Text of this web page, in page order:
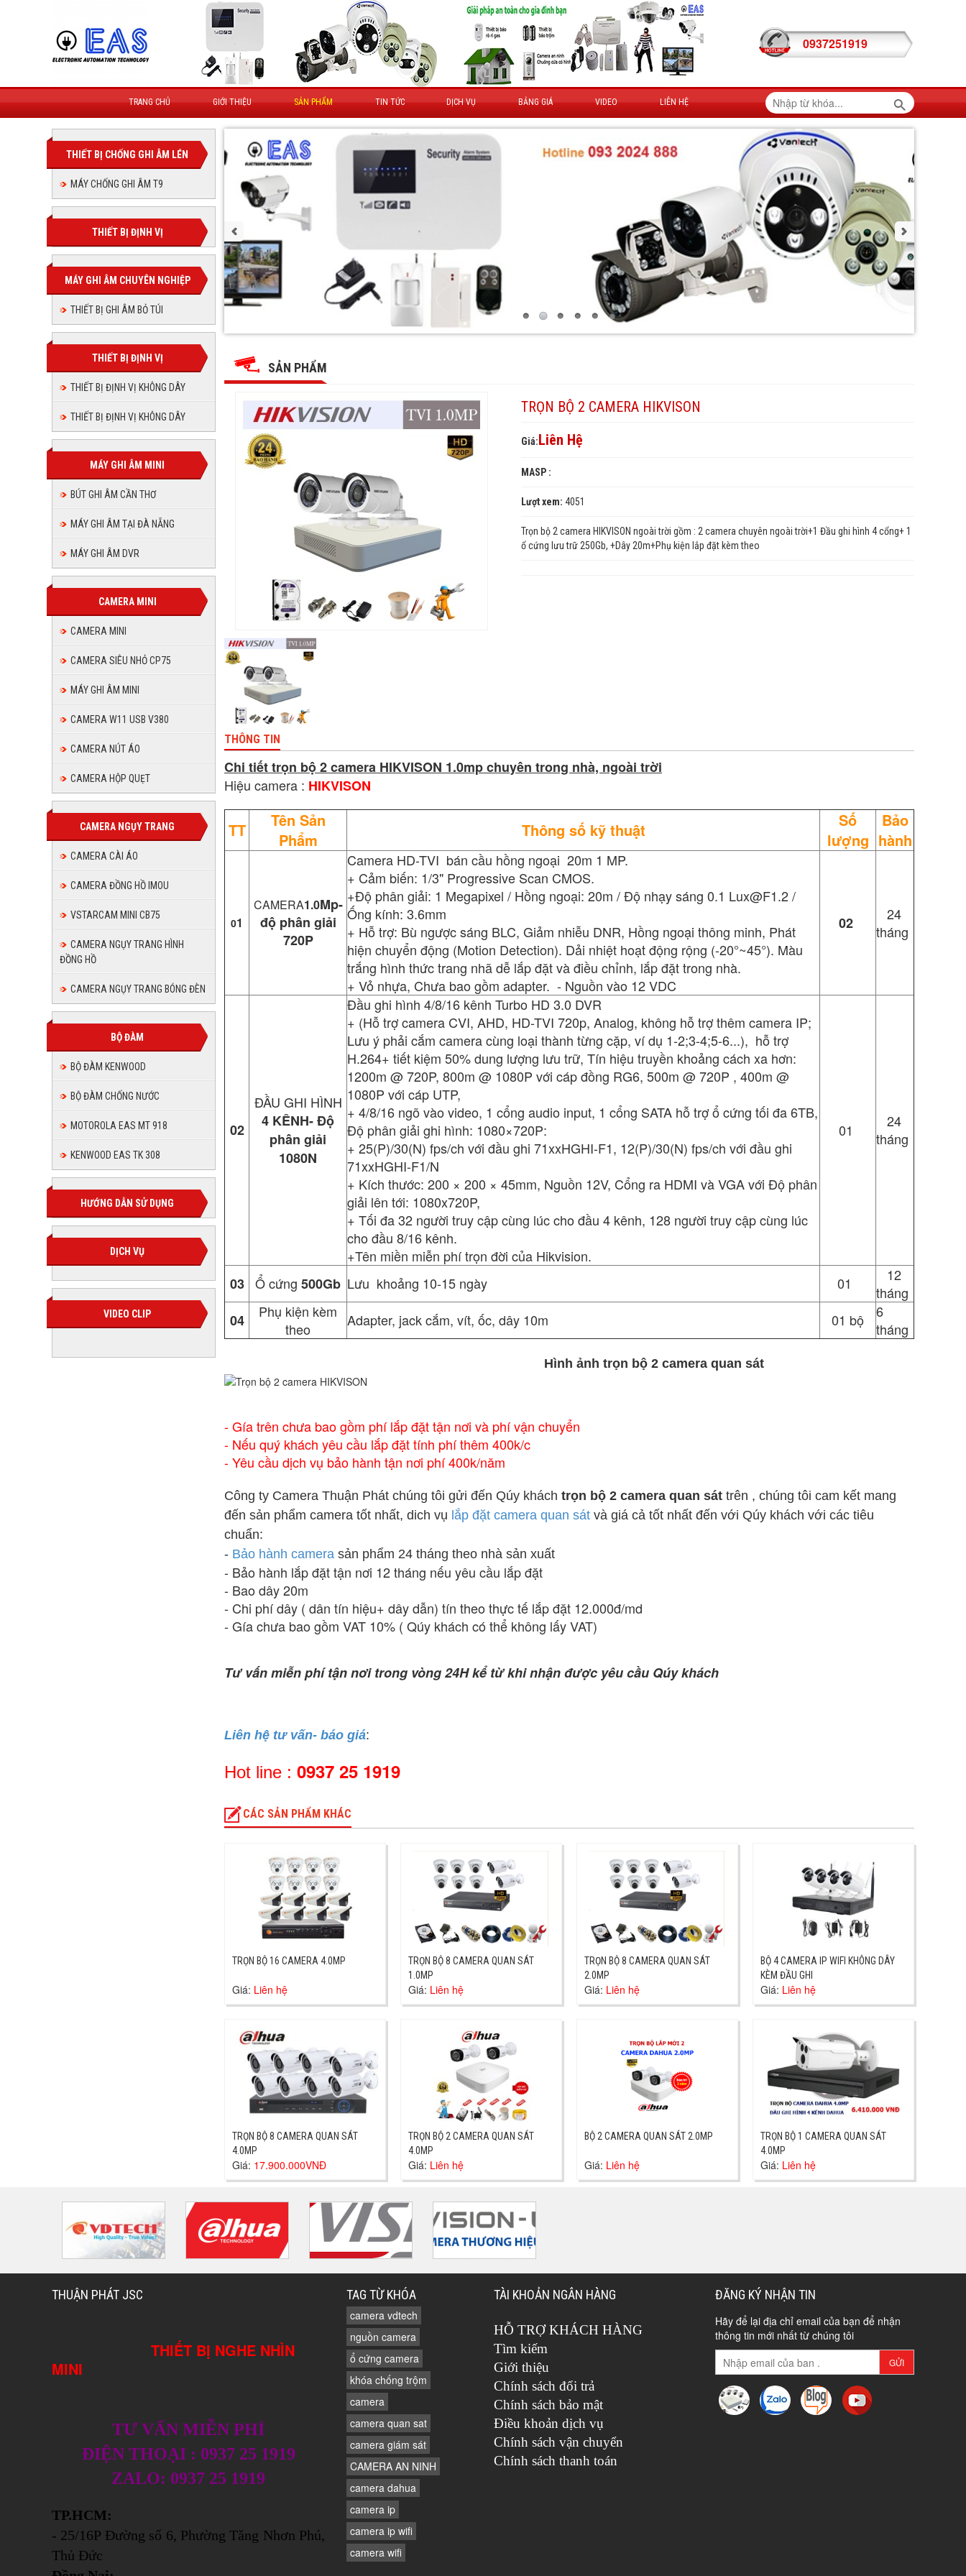
0937251919
TRANG CHỦ GIỚI THIỆU SẢN PHẨM TIN TỨC DỊCH VỤ BẢNG GIÁ VIDEO LIÊN HỆ
THIẾT BỊ CHỐNG GHI ÂM LÉN
MÁY CHỐNG GHI ÂM T9
THIẾT BỊ ĐỊNH VỊ
MÁY GHI ÂM CHUYÊN NGHIỆP
THIẾT BỊ GHI ÂM BỎ TÚI
THIẾT BỊ ĐỊNH VỊ
THIẾT BỊ ĐỊNH VỊ KHÔNG DÂY
THIẾT BỊ ĐỊNH VỊ KHÔNG DÂY
MÁY GHI ÂM MINI
BÚT GHI ÂM CẦN THƠ
MÁY GHI ÂM TẠI ĐÀ NẴNG
MÁY GHI ÂM DVR
CAMERA MINI
CAMERA MINI
CAMERA SIÊU NHỎ CP75
MÁY GHI ÂM MINI
CAMERA W11 USB V380
CAMERA NÚT ÁO
CAMERA HỘP QUẸT
CAMERA NGỤY TRANG
CAMERA CÀI ÁO
CAMERA ĐỒNG HỒ IMOU
VSTARCAM MINI CB75
CAMERA NGỤY TRANG HÌNH
ĐỒNG HỒ
CAMERA NGỤY TRANG BÓNG ĐÈN
BỘ ĐÀM
BỘ ĐÀM KENWOOD
BỘ ĐÀM CHỐNG NƯỚC
MOTOROLA EAS MT 918
KENWOOD EAS TK 308
HƯỚNG DẪN SỬ DỤNG
DỊCH VỤ
VIDEO CLIP
Trọn
bộ
camera
HIKVISON
Trọn
bộ
2
camera
HIKVISON
Trọn
bộ
2
camera
HIKVISON
Trọn
camera
Trọn
camera
HIKVISON
Trọn
camera
HIKVISON
SẢN PHẨM
TRỌN BỘ 2 CAMERA HIKVISON
Giá:Liên Hệ
MASP :
Lượt xem: 4051
Trọn bộ 2 camera HIKVISON ngoài trời gồm : 2 camera chuyên ngoài trời+1 Đầu ghi hình 4 cổng+ 1
ổ cứng lưu trữ 250Gb, +Dây 20m+Phụ kiện lắp đặt kèm theo
THÔNG TIN
Chi tiết trọn bộ 2 camera HIKVISON 1.0mp chuyên trong nhà, ngoài trời
Hiệu camera : HIKVISON
TT
Tên Sản
Phẩm
Thông số kỹ thuật
Số
lượng
Bảo
hành
01
CAMERA1.0Mp-
độ phân giải
720P
Camera HD-TVI bán cầu hồng ngoại 20m 1 MP.
+ Cảm biến: 1/3" Progressive Scan CMOS.
+Độ phân giải: 1 Megapixel / Hồng ngoại: 20m / Độ nhạy sáng 0.1 Lux@F1.2 /
Ống kính: 3.6mm
+ Hỗ trợ: Bù ngược sáng BLC, Giảm nhiễu DNR, Hồng ngoại thông minh, Phát
hiện chuyển động (Motion Detection). Dải nhiệt hoạt động rộng (-20°~45°). Màu
trắng hình thức trang nhã dễ lắp đặt và điều chỉnh, lắp đặt trong nhà.
+ Vỏ nhựa, Chưa bao gồm adapter. - Nguồn vào 12 VDC
02
24
tháng
02
ĐẦU GHI HÌNH
4 KÊNH- Độ
phân giải
1080N
Đầu ghi hình 4/8/16 kênh Turbo HD 3.0 DVR
+ (Hỗ trợ camera CVI, AHD, HD-TVI 720p, Analog, không hỗ trợ thêm camera IP;
Lưu ý phải cắm camera cùng loại thành từng cặp, ví dụ 1-2;3-4;5-6...), hỗ trợ
H.264+ tiết kiệm 50% dung lượng lưu trữ, Tín hiệu truyền khoảng cách xa hơn:
1200m @ 720P, 800m @ 1080P với cáp đồng RG6, 500m @ 720P , 400m @
1080P với cáp UTP,
+ 4/8/16 ngõ vào video, 1 cổng audio input, 1 cổng SATA hỗ trợ ổ cứng tối đa 6TB,
Độ phân giải ghi hình: 1080×720P:
+ 25(P)/30(N) fps/ch với đầu ghi 71xxHGHI-F1, 12(P)/30(N) fps/ch với đầu ghi
71xxHGHI-F1/N
+ Kích thước: 200 × 200 × 45mm, Nguồn 12V, Cổng ra HDMI và VGA với Độ phân
giải lên tới: 1080x720P,
+ Tối đa 32 người truy cập cùng lúc cho đầu 4 kênh, 128 người truy cập cùng lúc
cho đầu 8/16 kênh.
+Tên miền miễn phí trọn đời của Hikvision.
01
24
tháng
03 Ổ cứng 500Gb Lưu khoảng 10-15 ngày 01
12
tháng
04
Phụ kiện kèm
theo
Adapter, jack cắm, vít, ốc, dây 10m 01 bộ
6
tháng
Hình ảnh trọn bộ 2 camera quan sát
- Gía trên chưa bao gồm phí lắp đặt tận nơi và phí vận chuyển
- Nếu quý khách yêu cầu lắp đặt tính phí thêm 400k/c
- Yêu cầu dịch vụ bảo hành tận nơi phí 400k/năm
Công ty Camera Thuận Phát chúng tôi gửi đến Qúy khách trọn bộ 2 camera quan sát trên , chúng tôi cam kết mang
đến sản phẩm camera tốt nhất, dich vụ lắp đặt camera quan sát và giá cả tốt nhất đến với Qúy khách với các tiêu
chuẩn:
- Bảo hành camera sản phẩm 24 tháng theo nhà sản xuất
- Bảo hành lắp đặt tận nơi 12 tháng nếu yêu cầu lắp đặt
- Bao dây 20m
- Chi phí dây ( dân tín hiệu+ dây dẫn) tín theo thực tế lắp đặt 12.000đ/md
- Gía chưa bao gồm VAT 10% ( Qúy khách có thể không lấy VAT)
Tư vấn miễn phí tận nơi trong vòng 24H kể từ khi nhận được yêu cầu Qúy khách
Liên hệ tư vấn- báo giá:
Hot line : 0937 25 1919
CÁC SẢN PHẨM KHÁC
TRỌN BỘ 16 CAMERA 4.0MP
Giá: Liên hệ
TRỌN BỘ 8 CAMERA QUAN SÁT
1.0MP
Giá: Liên hệ
TRỌN BỘ 8 CAMERA QUAN SÁT
2.0MP
Giá: Liên hệ
BỘ 4 CAMERA IP WIFI KHÔNG DÂY
KÈM ĐẦU GHI
Giá: Liên hệ
TRỌN BỘ 8 CAMERA QUAN SÁT
4.0MP
Giá: 17.900.000VNĐ
TRỌN BỘ 2 CAMERA QUAN SÁT
4.0MP
Giá: Liên hệ
BỘ 2 CAMERA QUAN SÁT 2.0MP
Giá: Liên hệ
TRỌN BỘ 1 CAMERA QUAN SÁT
4.0MP
Giá: Liên hệ
THUẬN PHÁT JSC
THIẾT BỊ NGHE NHÌN
MINI
TƯ VẤN MIỄN PHÍ
ĐIỆN THOẠI : 0937 25 1919
ZALO: 0937 25 1919
TP.HCM:
- 25/16P Đường số 6, Phường Tăng Nhơn Phú,
Thủ Đức
TAG TỪ KHÓA
camera vdtech
nguồn camera
ổ cứng camera
khóa chống trộm
camera
camera quan sat
camera giám sát
CAMERA AN NINH
camera dahua
camera ip
camera ip wifi
camera wifi
TÀI KHOẢN NGÂN HÀNG
HỖ TRỢ KHÁCH HÀNG
Tìm kiếm
Giới thiệu
Chính sách đổi trả
Chính sách bảo mật
Điều khoản dịch vụ
Chính sách vận chuyển
Chính sách thanh toán
ĐĂNG KÝ NHẬN TIN
Hãy để lại địa chỉ email của bạn để nhận
thông tin mới nhất từ chúng tôi
GỬI